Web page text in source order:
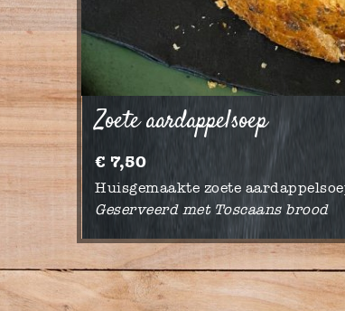
Zoete aardappelsoep
€ 7,50
Huisgemaakte zoete
Geserveerd met Toscaans brood